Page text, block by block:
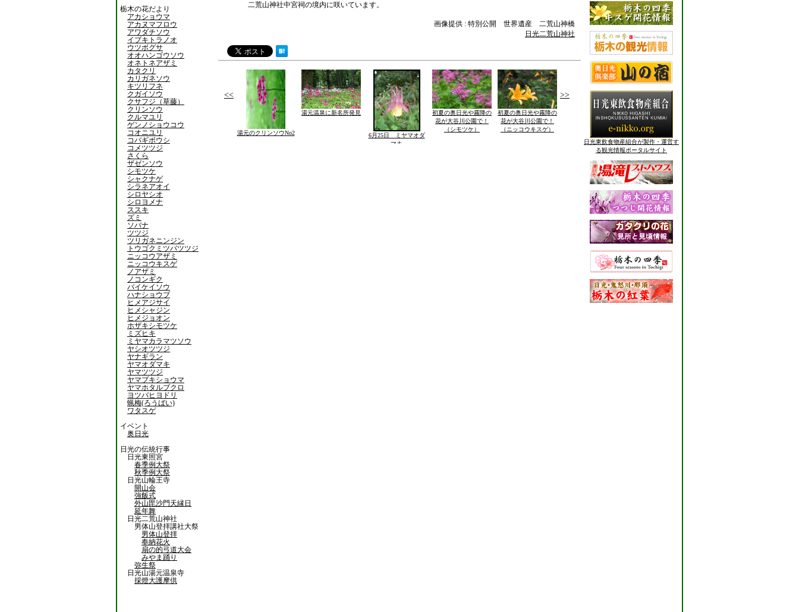
栃木の花だより
アカショウマ
アカヌマフロウ
アワダチソウ
イブキトラノオ
ウツボグサ
オオハンゴウソウ
オネトネアザミ
カタクリ
カリガネソウ
キツリフネ
クガイソウ
クサフジ（草藤）
クリンソウ
クルマユリ
ゲンノショウコウ
コオニユリ
コバギボウシ
コメツツジ
さくら
ザゼンソウ
シモツケ
シャクナゲ
シラネアオイ
シロヤシオ
シロヨメナ
ススキ
ズミ
ソバナ
ツツジ
ツリガネニンジン
トウゴクミツバツツジ
ニッコウアザミ
ニッコウキスゲ
ノアザミ
ノコンギク
バイケイソウ
ハナショウブ
ヒメアジサイ
ヒメシャジン
ヒメジョオン
ホザキシモツケ
ミズヒキ
ミヤマカラマツソウ
ヤシオツツジ
ヤナギラン
ヤマオダマキ
ヤマツツジ
ヤマブキショウマ
ヤマホタルブクロ
ヨツバヒヨドリ
蝋梅(ろうばい)
ワタスゲ
イベント
奥日光
日光の伝統行事
日光東照宮
春季例大祭
秋季例大祭
日光山輪王寺
開山会
強飯式
外山毘沙門天縁日
延年舞
日光二荒山神社
男体山登拝講社大祭
男体山登拝
奉納花火
扇の的弓道大会
みやま踊り
弥生祭
日光山湯元温泉寺
採燈大護摩供
二荒山神社中宮祠の境内に咲いています。
画像提供 : 特別公開 世界遺産 二荒山神橋
日光二荒山神社
<<
湯元のクリンソウNo2
湯元温泉に新名所発見
6月25日 ミヤマオダ
マキ
初夏の奥日光や霧降の
花が大谷川公園で！
（シモツケ）
初夏の奥日光や霧降の
花が大谷川公園で！
（ニッコウキスゲ）
>>
日光東飲食物産組合が製作・運営す
る観光情報ポータルサイト